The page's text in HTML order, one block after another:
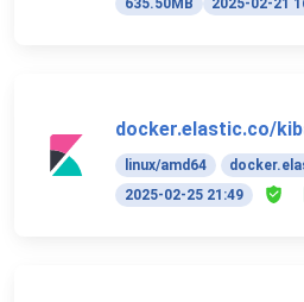
docker.elastic.co/
linux/amd64
2025-02-25 21:49